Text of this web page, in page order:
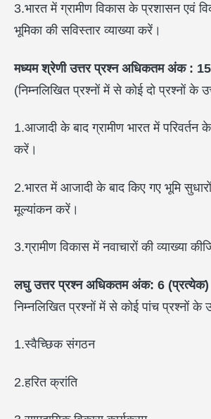
3.भारत में ग्रामीण विकास के प्रशासन एवं
भूमिका की सविस्तार व्याख्या करें।
मध्यम श्रेणी उत्तर प्रश्न अधिकतम अंक :
(निम्नलिखित प्रश्नों में से कोई दो प्रश्नों के
1.आजादी के बाद ग्रामीण भारत में परिवर्तन
करें।
2.भारत में आजादी के बाद किए गए भूमि
मूल्यांकन करें।
3.ग्रामीण विकास में नवाचारों की व्याख्या
लघु उत्तर प्रश्न अधिकतम अंक: 6 (प्रत्येक)
निम्नलिखित प्रश्नों में से कोई पांच प्रश्नों के
1.स्वैच्छिक संगठन
2.हरित क्रांति